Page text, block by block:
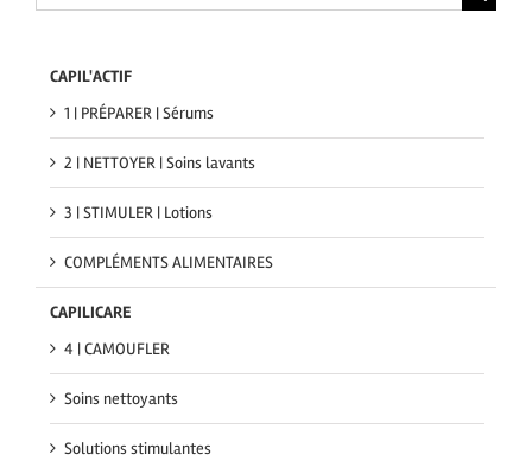
CAPIL'ACTIF
1 | PRÉPARER | Sérums
2 | NETTOYER | Soins lavants
3 | STIMULER | Lotions
COMPLÉMENTS ALIMENTAIRES
CAPILICARE
4 | CAMOUFLER
Soins nettoyants
Solutions stimulantes